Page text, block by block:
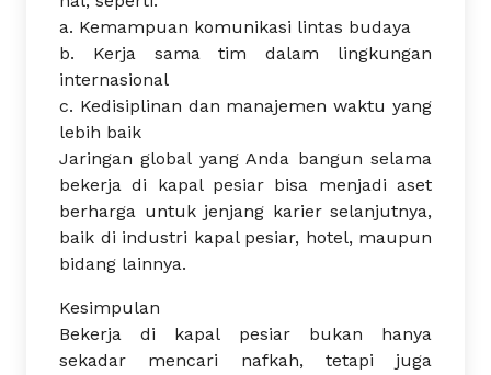
a. Kemampuan komunikasi lintas budaya
b. Kerja sama tim dalam lingkungan
internasional
c. Kedisiplinan dan manajemen waktu yang
lebih baik
Jaringan global yang Anda bangun selama
bekerja di kapal pesiar bisa menjadi aset
berharga untuk jenjang karier selanjutnya,
baik di industri kapal pesiar, hotel, maupun
bidang lainnya.
Kesimpulan
Bekerja di kapal pesiar bukan hanya
sekadar mencari nafkah, tetapi juga